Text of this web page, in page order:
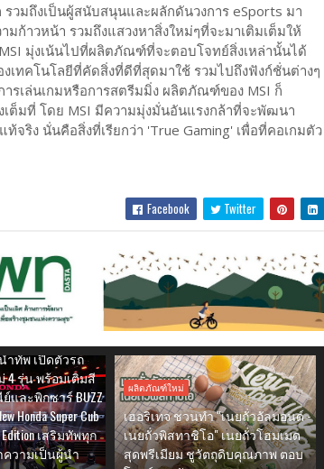
วมถึงเป็นผู้สนับสนุนและผลักดันวงการ eSports มา
ก้าวหน้า รวมถึงแสวงหาสิ่งใหม่ๆที่จะมาเติมเต็มให้
มุ่งเน้นไปที่ผลิตภัณฑ์ที่จะตอบโจทย์สิ่งเหล่านั้นได้
เทคโนโลยีที่คัดสิ่งที่ดีที่สุดมาใช้ รวมไปถึงฟังก์ชั่นต่างๆ
รเล่นเกมหรือการสตรีมมิ่ง ผลิตภัณฑ์ของ MSI ก็
ต็มที่ โดย MSI มีความมุ่งมั่นอันแรงกล้าที่จะพัฒนา
ง นั่นคือสิ่งที่เรียกว่า 'True Gaming' เพื่อที่คอเกมตัว
Facebook Twitter
นำทัพ เปิดตัวรถ
4 รุ่น พร้อมเติมสี
ละพิกซาร์ BUZZ
Honda Super Cub
Edition เสริมทัพทุก
ความเป็นผู้นำ
ผลิตภัณฑ์ใหม่
เฮอริเทจ ชวนทำ "เนยถั่วอัลมอนด์ -
เนยถั่วพิสทาชิโอ" เนยถั่วโฮมเมด
สุดพรีเมียม ชูวัตถุดิบคุณภาพ ตอบ